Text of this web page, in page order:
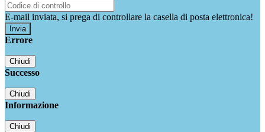
E-mail inviata, si prega di controllare la casella di posta elettronica!
Errore
Chiudi
Successo
Chiudi
Informazione
Chiudi